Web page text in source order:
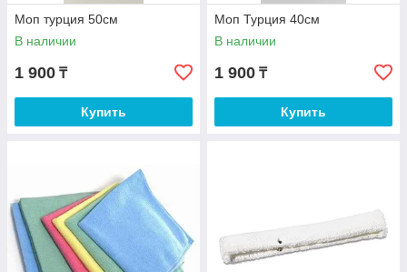
Моп турция 50см
В наличии
1 900 ₸
Купить
Моп Турция 40см
В наличии
1 900 ₸
Купить